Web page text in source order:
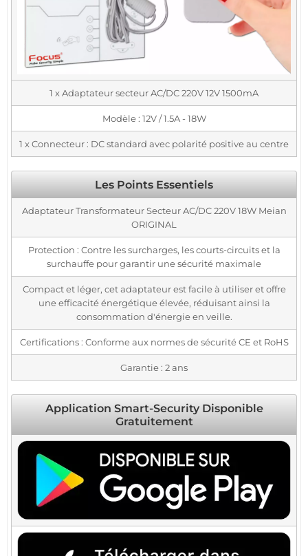
1 x Adaptateur secteur AC/DC 220V 12V 1500mA
Modèle : 12V / 1.5A - 18W
1 x Connecteur : DC standard avec polarité positive au centre
Les Points Essentiels
Adaptateur Transformateur Secteur AC/DC 220V 18W Meian
ORIGINAL
Protection : Contre les surcharges, les courts-circuits et la
surchauffe pour garantir une sécurité maximale
Compact et léger, cet adaptateur est facile à utiliser et offre
une efficacité énergétique élevée, réduisant ainsi la
consommation d'énergie en veille.
Certifications : Conforme aux normes de sécurité CE et RoHS
Garantie : 2 ans
Application Smart-Security Disponible
Gratuitement